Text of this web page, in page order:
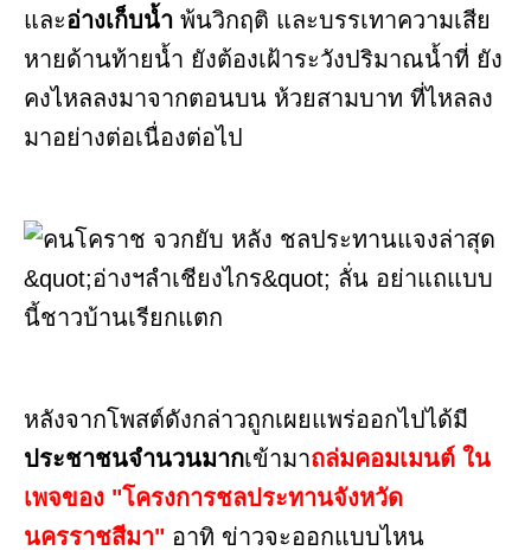
และอ่างเก็บน้ำ พ้นวิกฤติ และบรรเทาความเสีย
หายด้านท้ายน้ำ ยังต้องเฝ้าระวังปริมาณน้ำที่ ยัง
คงไหลลงมาจากตอนบน ห้วยสามบาท ที่ไหลลง
มาอย่างต่อเนื่องต่อไป
หลังจากโพสต์ดังกล่าวถูกเผยแพร่ออกไปได้มี
ประชาชนจำนวนมากเข้ามาถล่มคอมเมนต์ ใน
เพจของ "โครงการชลประทานจังหวัด
นครราชสีมา" อาทิ ข่าวจะออกแบบไหน